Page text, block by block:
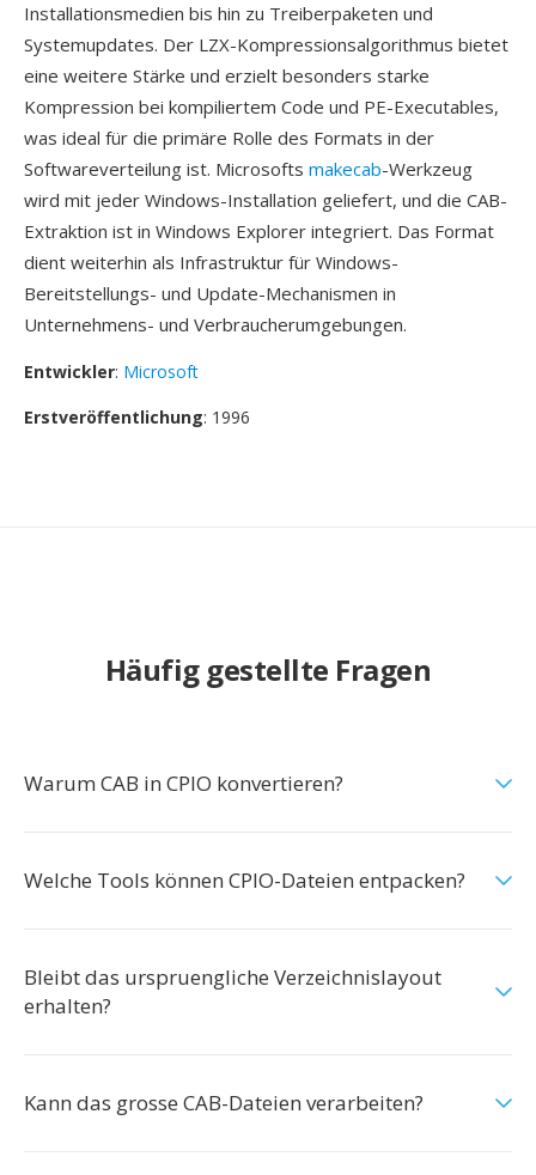
Installationsmedien bis hin zu Treiberpaketen und
Systemupdates. Der LZX-Kompressionsalgorithmus bietet
eine weitere Stärke und erzielt besonders starke
Kompression bei kompiliertem Code und PE-Executables,
was ideal für die primäre Rolle des Formats in der
Softwareverteilung ist. Microsofts makecab-Werkzeug
wird mit jeder Windows-Installation geliefert, und die CAB-
Extraktion ist in Windows Explorer integriert. Das Format
dient weiterhin als Infrastruktur für Windows-
Bereitstellungs- und Update-Mechanismen in
Unternehmens- und Verbraucherumgebungen.
Entwickler: Microsoft
Erstveröffentlichung: 1996
Häufig gestellte Fragen
Warum CAB in CPIO konvertieren?
Welche Tools können CPIO-Dateien entpacken?
Bleibt das urspruengliche Verzeichnislayout
erhalten?
Kann das grosse CAB-Dateien verarbeiten?